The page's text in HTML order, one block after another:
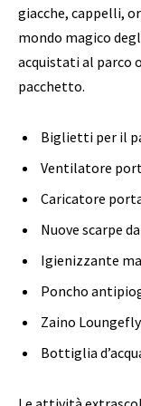
giacche, cappelli,
mondo magico
acquistati al parco
pacchetto.
Biglietti per il
Ventilatore
Caricatore
Nuove scarpe
Igienizzante
Poncho
Zaino Loungefly
Bottiglia